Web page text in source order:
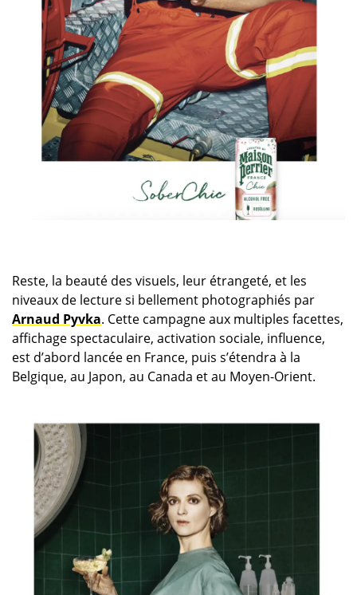
Reste, la beauté des visuels, leur étrangeté, et les
niveaux de lecture si bellement photographiés par
Arnaud Pyvka. Cette campagne aux multiples facettes,
affichage spectaculaire, activation sociale, influence,
est d’abord lancée en France, puis s’étendra à la
Belgique, au Japon, au Canada et au Moyen-Orient.